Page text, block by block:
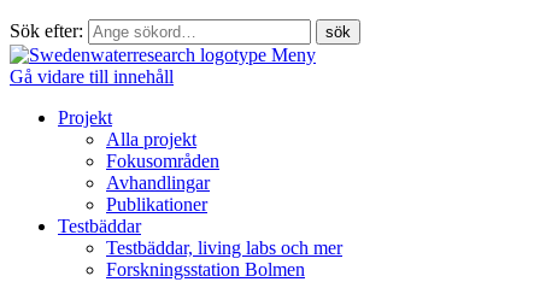
Sök efter:
Meny
Gå vidare till innehåll
Projekt
Alla projekt
Fokusområden
Avhandlingar
Publikationer
Testbäddar
Testbäddar, living labs och mer
Forskningsstation Bolmen